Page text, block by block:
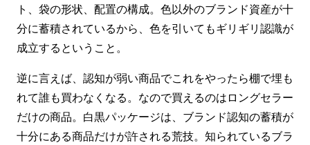
ト、袋の形状、配置の構成。色以外のブランド資産が十
分に蓄積されているから、色を引いてもギリギリ認識が
成立するということ。
逆に言えば、認知が弱い商品でこれをやったら棚で埋も
れて誰も買わなくなる。なので買えるのはロングセラー
だけの商品。白黒パッケージは、ブランド認知の蓄積が
十分にある商品だけが許される荒技。知られているブラ